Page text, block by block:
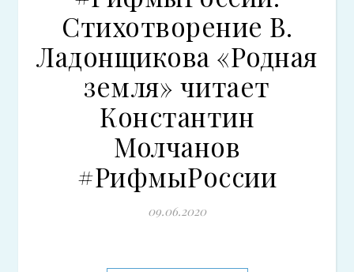
Стихотворение В.
Ладонщикова «Родная
земля» читает
Константин
Молчанов
#РифмыРоссии
09.06.2020